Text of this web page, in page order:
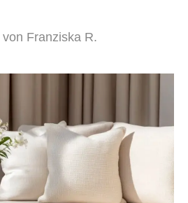
von Franziska R.